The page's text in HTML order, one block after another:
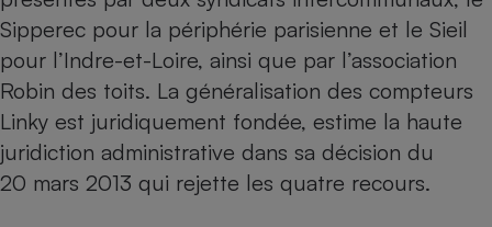
Sipperec pour la périphérie parisienne et le Sieil
pour l’Indre-et-Loire, ainsi que par l’association
Robin des toits. La généralisation des compteurs
Linky est juridiquement fondée, estime la haute
juridiction administrative dans sa décision du
20 mars 2013 qui rejette les quatre recours.
Complément
alimentaire
Assurance emprunteur
Petit électroménager -
Mutuelle